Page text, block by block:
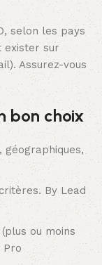
selon les pays
exister sur
Assurez-vous
bon choix
By Lead
ou moins
Pro